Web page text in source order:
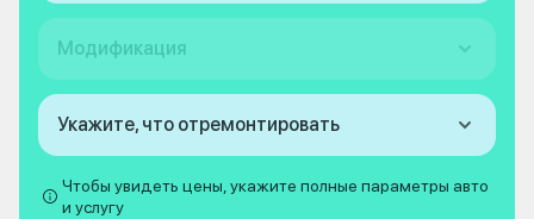
Модификация
Укажите, что отремонтировать
Чтобы увидеть цены, укажите полные параметры авто
и услугу